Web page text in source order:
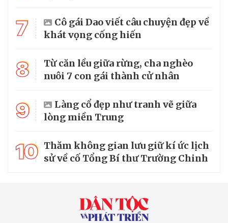
7
Cô gái Dao viết câu chuyện đẹp về
khát vọng cống hiến
8
Từ căn lều giữa rừng, cha nghèo
nuôi 7 con gái thành cử nhân
9
Làng cổ đẹp như tranh vẽ giữa
lòng miền Trung
10 Thăm không gian lưu giữ kí ức lịch
sử về cố Tổng Bí thư Trường Chinh